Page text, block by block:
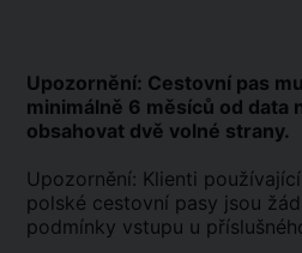
Upozornění: Cestovní pas
minimálně 6 měsíců od data
obsahovat dvě volné strany.
Upozornění: Klienti
polské cestovní pasy jsou
podmínky vstupu u